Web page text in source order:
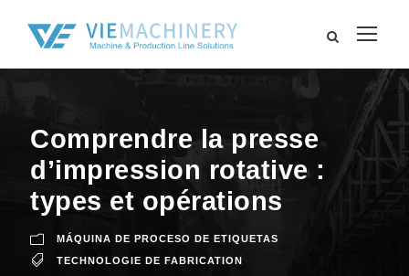
Comprendre la presse
d’impression rotative :
types et opérations
MÁQUINA DE PROCESO DE ETIQUETAS
TECHNOLOGIE DE FABRICATION